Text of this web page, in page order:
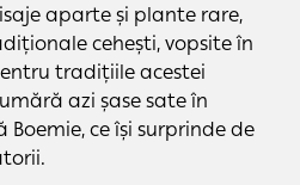
aparte și plante rare,
cehești, vopsite în
tradițiile acestei
azi șase sate în
Boemie, ce își surprinde de